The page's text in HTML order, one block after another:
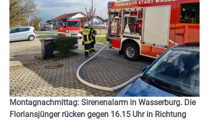
Montagnachmittag: Sirenenalarm in Wasserburg. Die
Floriansjünger rücken gegen 16.15 Uhr in Richtung